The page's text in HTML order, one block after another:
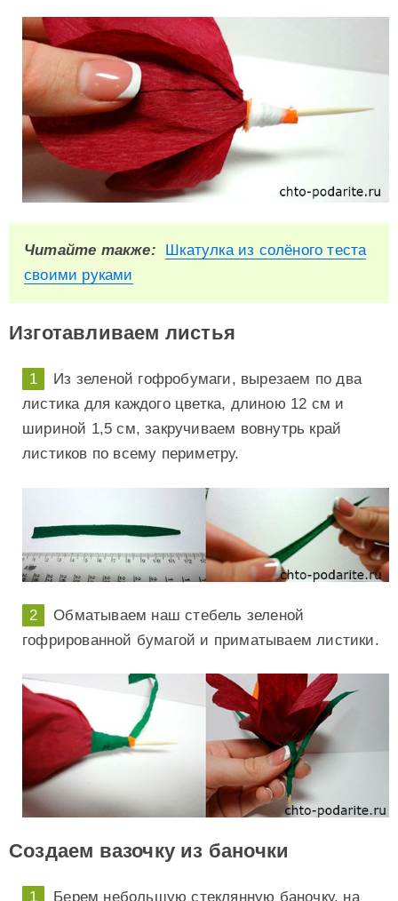
Читайте также:
Шкатулка из солёного теста
своими руками
Изготавливаем листья
Из зеленой гофробумаги, вырезаем по два
листика для каждого цветка, длиною 12 см и
шириной 1,5 см, закручиваем вовнутрь край
листиков по всему периметру.
Обматываем наш стебель зеленой
гофрированной бумагой и приматываем листики.
Создаем вазочку из баночки
Берем небольшую стеклянную баночку, на